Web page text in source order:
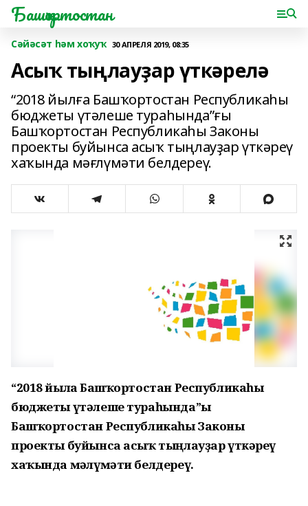
Башҡортостан
Сәйәсәт һәм хоҡуҡ 30 АПРЕЛЯ 2019, 08:35
Асыҡ тыңлауҙар үткәрелә
“2018 йылға Башҡортостан Республикаһы
бюджеты үтәлеше тураһында”ғы
Башҡортостан Республикаһы Законы
проекты буйынса асыҡ тыңлауҙар үткәреү
хаҡында мәғлүмәти белдереү.
“2018 йылға Башҡортостан Республикаһы
бюджеты үтәлеше тураһында”ғы
Башҡортостан Республикаһы Законы
проекты буйынса асыҡ тыңлауҙар үткәреү
хаҡында мәғлүмәти белдереү.